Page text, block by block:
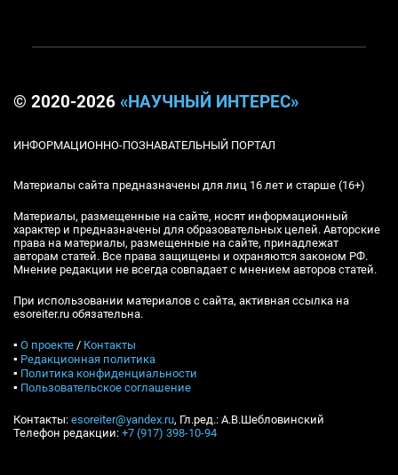
© 2020-2026 «НАУЧНЫЙ ИНТЕРЕС»
ИНФОРМАЦИОННО-ПОЗНАВАТЕЛЬНЫЙ ПОРТАЛ
Материалы сайта предназначены для лиц 16 лет и старше (16+)
Материалы, размещенные на сайте, носят информационный
характер и предназначены для образовательных целей. Авторские
права на материалы, размещенные на сайте, принадлежат
авторам статей. Все права защищены и охраняются законом РФ.
Мнение редакции не всегда совпадает с мнением авторов статей.
При использовании материалов с сайта, активная ссылка на
esoreiter.ru обязательна.
▪ О проекте / Контакты
▪ Редакционная политика
▪ Политика конфиденциальности
▪ Пользовательское соглашение
Контакты: esoreiter@yandex.ru, Гл.ред.: А.В.Шебловинский
Телефон редакции: +7 (917) 398-10-94